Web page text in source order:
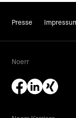
Presse
Noerr